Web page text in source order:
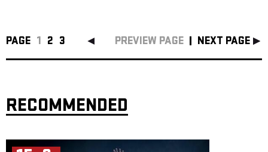
PAGE 1 2 3 PREVIEW PAGE NEXT PAGE
RECOMMENDED